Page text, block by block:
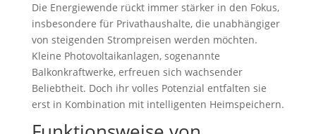
Die Energiewende rückt immer stärker in den Fokus,
insbesondere für Privathaushalte, die unabhängiger
von steigenden Strompreisen werden möchten.
Kleine Photovoltaikanlagen, sogenannte
Balkonkraftwerke, erfreuen sich wachsender
Beliebtheit. Doch ihr volles Potenzial entfalten sie
erst in Kombination mit intelligenten Heimspeichern.